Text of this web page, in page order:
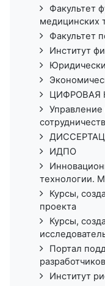
Факультет
медицинских
Факультет
Институт
ЦИФРОВАЯ
ИДПО
технологии.
Курсы,
проекта
Курсы,
Портал
Институт